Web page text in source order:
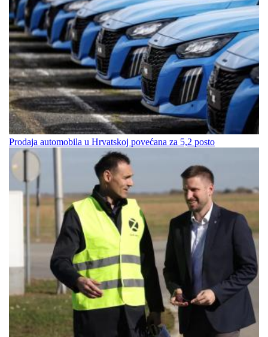
Prodaja automobila u Hrvatskoj povećana za 5,2 posto